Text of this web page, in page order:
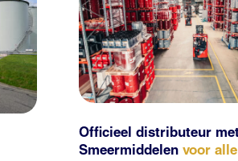
Officieel distributeur
Smeermiddelen voor